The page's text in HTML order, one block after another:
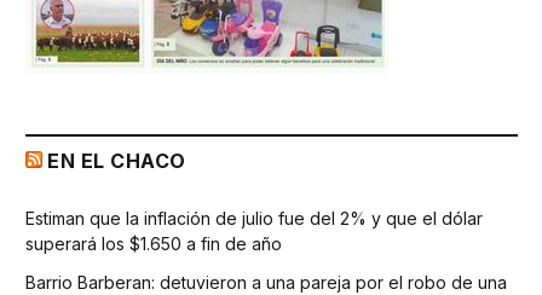
EN EL CHACO
Estiman que la inflación de julio fue del 2% y que el dólar
superará los $1.650 a fin de año
Barrio Barberan: detuvieron a una pareja por el robo de una